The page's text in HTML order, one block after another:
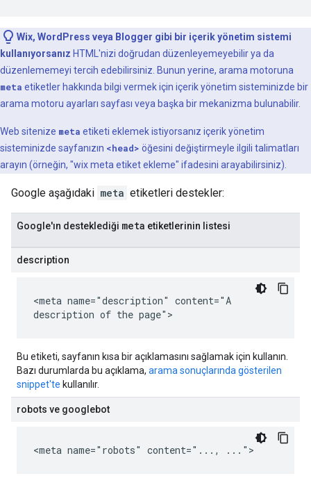
Wix, WordPress veya Blogger gibi bir içerik yönetim sistemi
kullanıyorsanız HTML'nizi doğrudan düzenleyemeyebilir ya da
düzenlememeyi tercih edebilirsiniz. Bunun yerine, arama motoruna
meta etiketler hakkında bilgi vermek için içerik yönetim sisteminizde bir
arama motoru ayarları sayfası veya başka bir mekanizma bulunabilir.
Web sitenize meta etiketi eklemek istiyorsanız içerik yönetim
sisteminizde sayfanızın <head> öğesini değiştirmeyle ilgili talimatları
arayın (örneğin, "wixmeta etiket ekleme" ifadesini arayabilirsiniz).
Google aşağıdaki meta etiketleri destekler:
Google'ın desteklediği meta etiketlerinin listesi
description
<meta name="description" content="A
description of the page">
Bu etiketi, sayfanın kısa bir açıklamasını sağlamak için kullanın.
Bazı durumlarda bu açıklama, arama sonuçlarında gösterilen
snippet'te kullanılır.
robots ve googlebot
<meta name="robots" content="..., ...">